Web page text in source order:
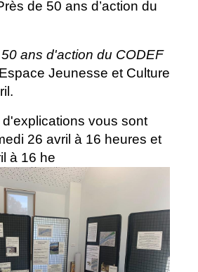
de 50 ans d’action du
50 ans d'action du CODEF
Jeunesse et Culture
vous sont
26 avril à 16 heures et
à 16 he